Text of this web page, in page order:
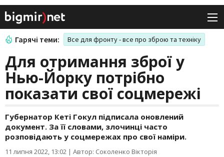
Гарячі теми: Все для фронту - все про зброю та техніку
Для отримання зброї у
Нью-Йорку потрібно
показати свої соцмережі
Губернатор Кеті Гокул підписала оновлений
документ. За її словами, злочинці часто
розповідають у соцмережах про свої наміри.
11 липня 2022, 13:02 | Автор: Соколенко Вікторія